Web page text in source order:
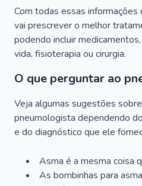
Com todas essas
vai prescrever o melhor
podendo incluir
vida, fisioterapia ou cirurgia.
O que perguntar ao
Veja algumas sugestões
pneumologista dependendo
e do diagnóstico que ele
Asma é a mesma coisa
As bombinhas para